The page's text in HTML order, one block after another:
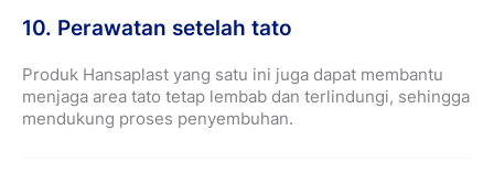
10. Perawatan setelah tato
Produk Hansaplast yang satu ini juga dapat membantu
menjaga area tato tetap lembab dan terlindungi, sehingga
mendukung proses penyembuhan.